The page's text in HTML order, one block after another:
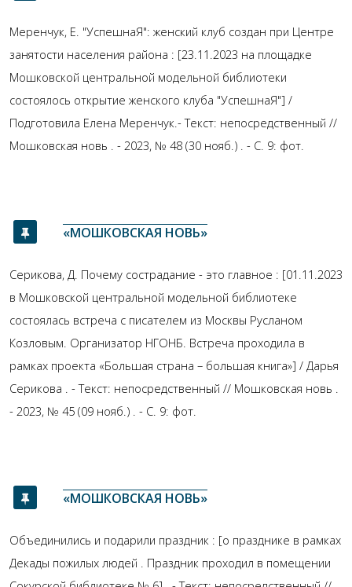
Меренчук, Е. "УспешнаЯ": женский клуб создан при Центре
занятости населения района : [23.11.2023 на площадке
Мошковской центральной модельной библиотеки
состоялось открытие женского клуба "УспешнаЯ"] /
Подготовила Елена Меренчук.- Текст: непосредственный //
Мошковская новь . - 2023, № 48 (30 нояб.) . - С. 9: фот.
«МОШКОВСКАЯ НОВЬ»
Серикова, Д. Почему сострадание - это главное : [01.11.2023
в Мошковской центральной модельной библиотеке
состоялась встреча с писателем из Москвы Русланом
Козловым. Организатор НГОНБ. Встреча проходила в
рамках проекта «Большая страна – большая книга»] / Дарья
Серикова . - Текст: непосредственный // Мошковская новь .
- 2023, № 45 (09 нояб.) . - С. 9: фот.
«МОШКОВСКАЯ НОВЬ»
Объединились и подарили праздник : [о празднике в рамках
Декады пожилых людей . Праздник проходил в помещении